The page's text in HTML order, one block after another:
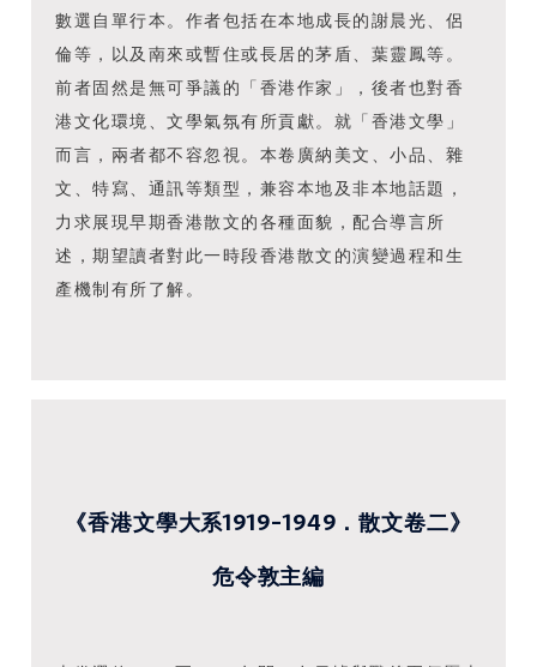
數選自單行本。作者包括在本地成長的謝晨光、侶
倫等，以及南來或暫住或長居的茅盾、葉靈鳳等。
前者固然是無可爭議的「香港作家」，後者也對香
港文化環境、文學氣氛有所貢獻。就「香港文學」
而言，兩者都不容忽視。本卷廣納美文、小品、雜
文、特寫、通訊等類型，兼容本地及非本地話題，
力求展現早期香港散文的各種面貌，配合導言所
述，期望讀者對此一時段香港散文的演變過程和生
產機制有所了解。
《香港文學大系1919-1949．散文卷二》
危令敦主編